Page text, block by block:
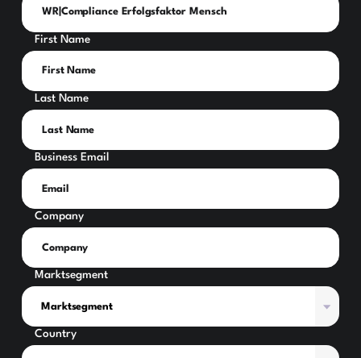
First Name
Last Name
Business Email
Company
Marktsegment
Country